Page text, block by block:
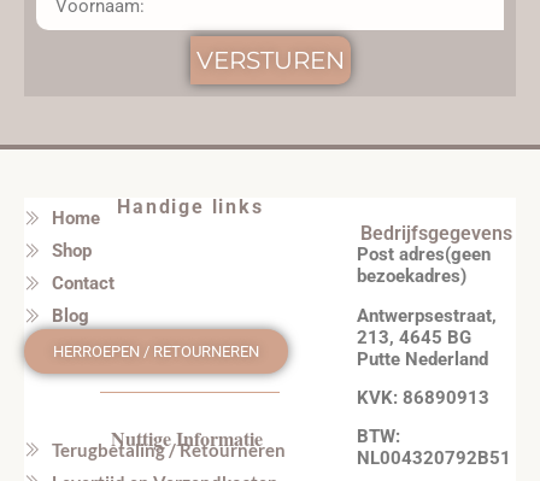
VERSTUREN
Handige links
Home
Shop
Contact
Blog
HERROEPEN / RETOURNEREN
Nuttige Informatie
Terugbetaling / Retourneren
Bedrijfsgegevens
Post adres(geen
bezoekadres)
Antwerpsestraat,
213, 4645 BG
Putte Nederland
KVK: 86890913
BTW:
NL004320792B51